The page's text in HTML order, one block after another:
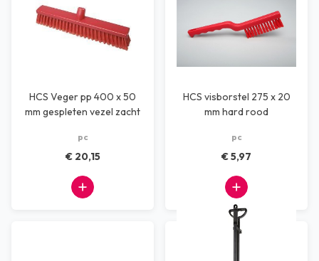
HCS Veger pp 400 x 50
mm gespleten vezel zacht
pc
€ 20,15
HCS visborstel 275 x 20
mm hard rood
pc
€ 5,97